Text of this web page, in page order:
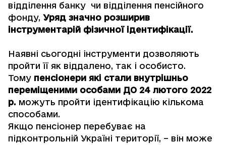
відділення банку чи відділення пенсійного
фонду, Уряд значно розширив
інструментарій фізичної ідентифікації.
Наявні сьогодні інструменти дозволяють
пройти її як віддалено, так і особисто.
Тому пенсіонери які стали внутрішньо
переміщеними особами ДО 24 лютого 2022
р. можуть пройти ідентифікацію кількома
способами.
Якщо пенсіонер перебуває на
підконтрольній Україні території, – він може